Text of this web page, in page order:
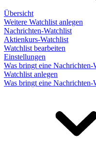
Übersicht
Weitere Watchlist anlegen
Nachrichten-Watchlist
Aktienkurs-Watchlist
Watchlist bearbeiten
Einstellungen
Was bringt eine Nachrichten-
Watchlist anlegen
Was bringt eine Nachrichten-